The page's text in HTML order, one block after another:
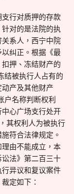
行对质押的存款
对的是法院的执
系人，西宁中院
纠正。根据《最
押、冻结财产的
结被执行人占有的
产及其他财产
户名称判断权利
心广场支行处开
其权利人为被执行
符合法律规定。
由不能成立，本
法》第二百三十
异议和复议案件
定如下：